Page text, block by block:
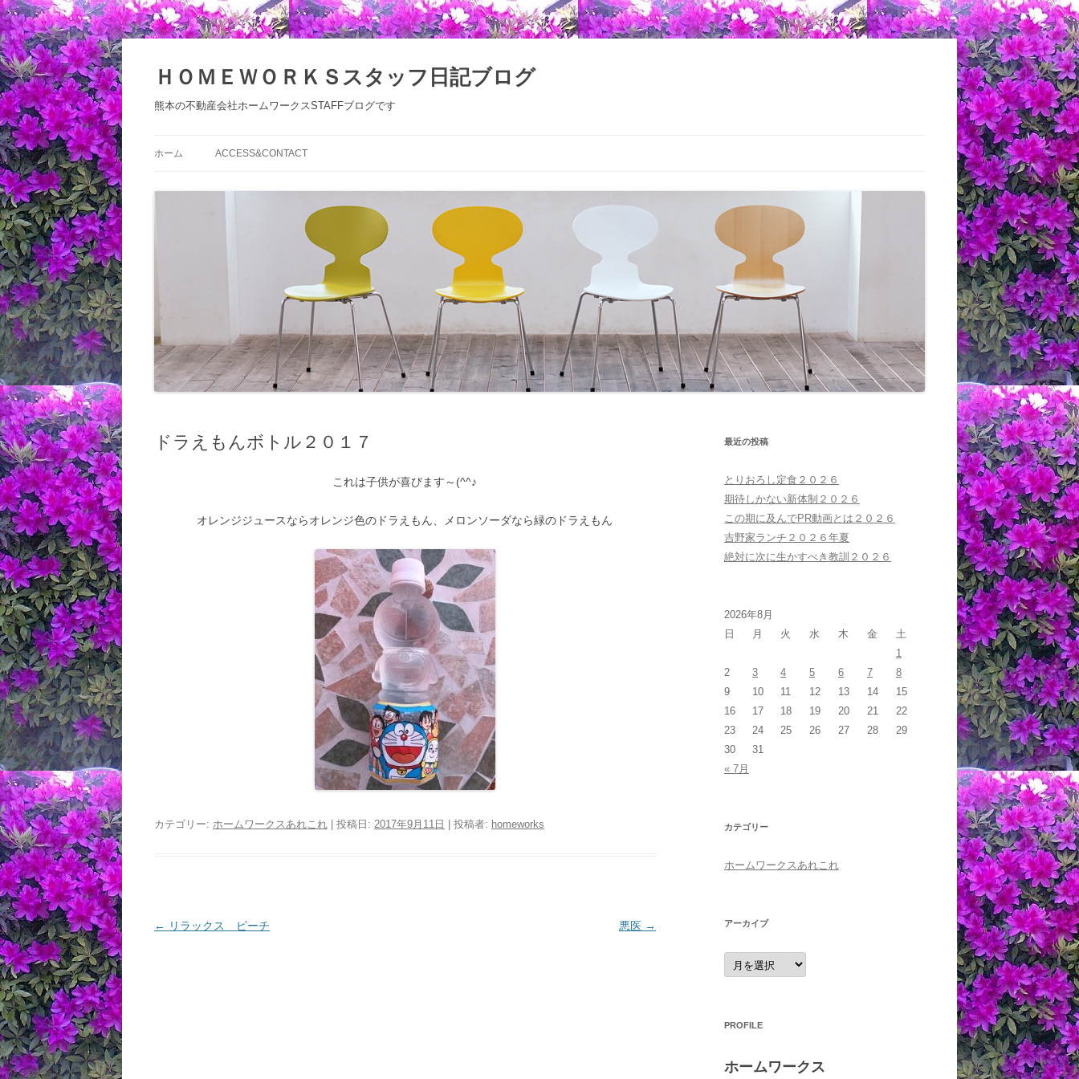
ン
ツ
へ
ス
ＨＯＭＥＷＯＲＫＳスタッフ日記ブログ
熊本の不動産会社ホームワークスSTAFFブログです
ホーム ACCESS&CONTACT
ドラえもんボトル２０１７
これは子供が喜びます～(^^♪
オレンジジュースならオレンジ色のドラえもん、メロンソーダなら緑のドラえもん
カテゴリー: ホームワークスあれこれ | 投稿日: 2017年9月11日 投稿者: homeworks
投
← リラックス ピーチ 悪医 →
最近の投稿
とりおろし定食２０２６
期待しかない新体制２０２６
この期に及んでPR動画とは２０２６
吉野家ランチ２０２６年夏
絶対に次に生かすべき教訓２０２６
2026年8月
日
月 火 水 木 金
土
1
2
3 4 5 6 7
8
9
10 11 12 13 14
15
16
17 18 19 20 21
22
23
24 25 26 27 28
29
30
31
« 7月
カテゴリー
ホームワークスあれこれ
アーカイブ
ア
ー
カ
PROFILE
ホームワークス